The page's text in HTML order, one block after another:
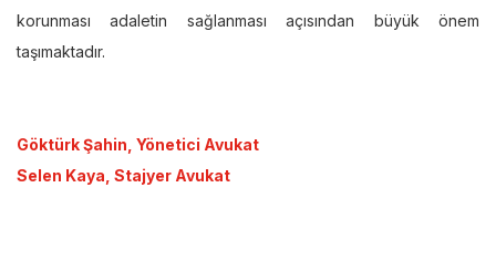
korunması adaletin sağlanması açısından büyük önem
taşımaktadır.
Göktürk Şahin, Yönetici Avukat
Selen Kaya, Stajyer Avukat